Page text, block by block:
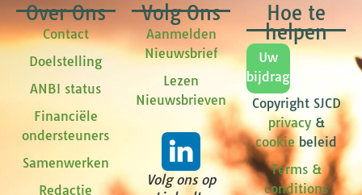
Over Ons
Contact
Doelstelling
ANBI status
Financiële
ondersteuners
Samenwerken
Redactie
Volg Ons
Aanmelden
Nieuwsbrief
Lezen
Nieuwsbrieven
Volg ons op
Hoe te
helpen
Uw
bijdrage
Copyright SJCD
privacy&
cookiebeleid
Terms &
conditions